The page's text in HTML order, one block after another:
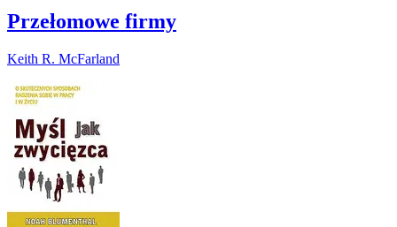
Przełomowe firmy
Keith R. McFarland